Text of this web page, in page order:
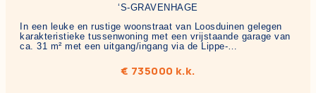
‘S-GRAVENHAGE
In een leuke en rustige woonstraat van Loosduinen gelegen
karakteristieke tussenwoning met een vrijstaande garage van
ca. 31 m² met een uitgang/ingang via de Lippe-…
€ 735000 k.k.